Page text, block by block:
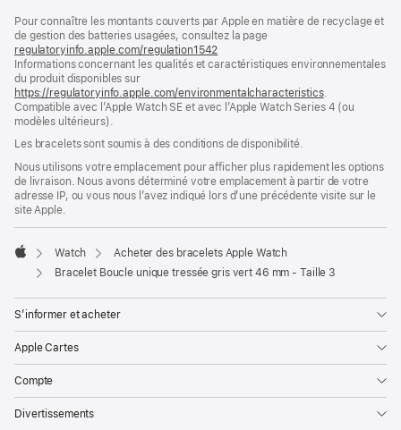
une
nouvelle
fenêtre)
Pour connaître les montants couverts par Apple en matière de recyclage et
de gestion des batteries usagées, consultez la page
regulatoryinfo.apple.com/regulation1542
dans
nouvelle
fenêtre)
Informations concernant les qualités et caractéristiques environnementales
du produit disponibles sur
https://regulatoryinfo.apple.com/environmentalcharacteristics.
Compatible avec l’Apple Watch SE et avec l’Apple Watch Series 4 (ou
modèles ultérieurs).
Les bracelets sont soumis à des conditions de disponibilité.
Nous utilisons votre emplacement pour afficher plus rapidement les options
de livraison. Nous avons déterminé votre emplacement à partir de votre
adresse IP, ou vous nous l’avez indiqué lors d’une précédente visite sur le
site Apple.
Apple
Watch
Acheter des bracelets Apple Watch
Bracelet Boucle unique tressée gris vert 46 mm - Taille 3
S’informer et acheter
Apple Cartes
Compte
Divertissements